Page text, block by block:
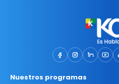
Nuestros programas